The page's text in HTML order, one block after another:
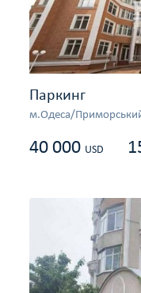
Паркинг
м.Одеса/
40 000 USD